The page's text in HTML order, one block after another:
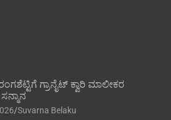
ಗ್ರಾನೈಟ್ ಕ್ವಾರಿ ಮಾಲೀಕರ
Suvarna Belaku